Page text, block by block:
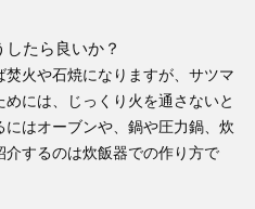
たら良いか？
火や石焼になりますが、サツマ
には、じっくり火を通さないと
はオーブンや、鍋や圧力鍋、炊
するのは炊飯器での作り方で